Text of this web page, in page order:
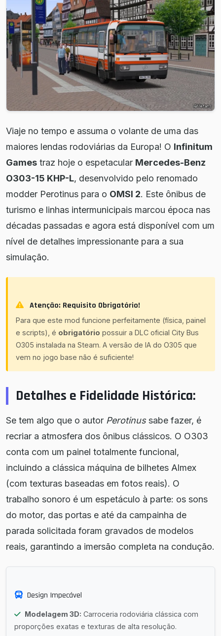
Viaje no tempo e assuma o volante de uma das
maiores lendas rodoviárias da Europa! O Infinitum
Games traz hoje o espetacular Mercedes-Benz
O303-15 KHP-L, desenvolvido pelo renomado
modder Perotinus para o OMSI 2. Este ônibus de
turismo e linhas intermunicipais marcou época nas
décadas passadas e agora está disponível com um
nível de detalhes impressionante para a sua
simulação.
Atenção: Requisito Obrigatório!
Para que este mod funcione perfeitamente (física, painel
e scripts), é obrigatório possuir a DLC oficial City Bus
O305 instalada na Steam. A versão de IA do O305 que
vem no jogo base não é suficiente!
Detalhes e Fidelidade Histórica:
Se tem algo que o autor Perotinussabe fazer, é
recriar a atmosfera dos ônibus clássicos. O O303
conta com um painel totalmente funcional,
incluindo a clássica máquina de bilhetes Almex
(com texturas baseadas em fotos reais). O
trabalho sonoro é um espetáculo à parte: os sons
do motor, das portas e até da campainha de
parada solicitada foram gravados de modelos
reais, garantindo a imersão completa na condução.
Design Impecável
Modelagem 3D: Carroceria rodoviária clássica com
proporções exatas e texturas de alta resolução.